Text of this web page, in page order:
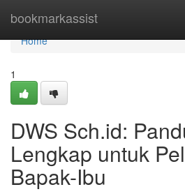
bookmarkassist
Home
Home
1
DWS Sch.id:
Lengkap untuk
Bapak-Ibu